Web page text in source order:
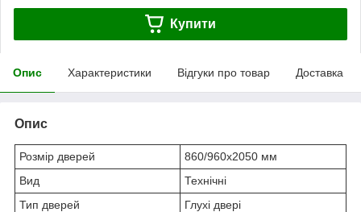
Купити
Опис Характеристики Відгуки про товар Доставка
Опис
Розмір дверей
860/960х2050 мм
Вид
Технічні
Тип дверей
Глухі двері